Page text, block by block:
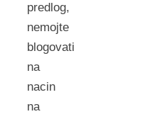
predlog,
nemojte
blogovati
na
nacin
na